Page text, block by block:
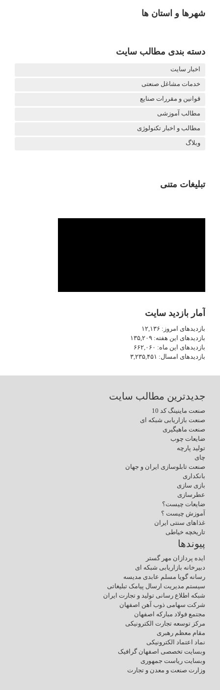
شهرها و استان ها
دسته بندی مطالب سایت
اخبار سایت
خدمات مشاغل صنعتی
قوانین و مقررات صنایع
مطالب آموزشی
مطالب و اخبار تکنولوژی
وبلاگ
تبلیغات متنی
آمار بازدید سایت
بازدیدهای امروز: ۱۲,۱۳۶
بازدیدهای این هفته: ۱۳۵,۲۰۹
بازدیدهای این ماه: ۶۶۲,۰۶۰
بازدیدهای امسال: ۳,۲۳۵,۴۵۱
جدیدترین مطالب سایت
صنعت ماینینگ کد 10
صنعت بازاریابی شبکه ای
صنعت ماهیگیری
ضایعات چوب
تولید پارچه
چای
صنعت تابلوسازی ایران و جهان
بانکداری
بازی سازی
عطرسازی
ضایعات چیست؟
آموزش چیست ؟
غذاهای سنتی ایران
تاریخچه خیاطی
پیوندها
ایده پردازان مهر گستر
دبیرخانه بازاریابی شبکه ای
رسانه گویا مسلم عابدی مدیسه
سیستم مدیریت ارسال پیامک تبلیغاتی
شبکه اطلاع رسانی تولید و تجارت ایران
شرکت سهامی ذوب آهن اصفهان
مجتمع فولاد مبارکه اصفهان
مرکز توسعه تجارت الکترونیکی
مقام معظم رهبری
نماد اعتماد الکترونیکی
وبسایت تخصصی اصفهان گرافیک
وبسایت ریاست جمهوری
وزارت صنعت و معدن و تجارت